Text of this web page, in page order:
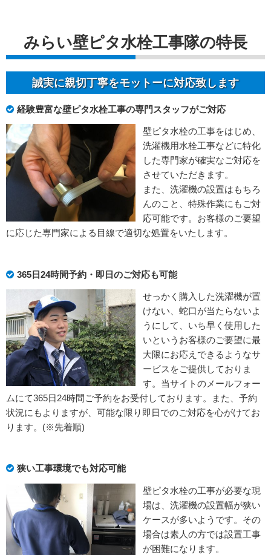
みらい壁ピタ水栓工事隊の特長
誠実に親切丁寧をモットーに対応致します
経験豊富な壁ピタ水栓工事の専門スタッフがご対応
壁ピタ水栓の工事をはじめ、
洗濯機用水栓工事などに特化
した専門家が確実なご対応を
させていただきます。
また、洗濯機の設置はもちろ
んのこと、特殊作業にもご対
応可能です。お客様のご要望
に応じた専門家による目線で適切な処置をいたします。
365日24時間予約・即日のご対応も可能
せっかく購入した洗濯機が置
けない、蛇口が当たらないよ
うにして、いち早く使用した
いというお客様のご要望に最
大限にお応えできるようなサ
ービスをご提供しておりま
す。当サイトのメールフォー
ムにて365日24時間ご予約をお受付しております。また、予約
状況にもよりますが、可能な限り即日でのご対応を心がけてお
ります。(※先着順)
狭い工事環境でも対応可能
壁ピタ水栓の工事が必要な現
場は、洗濯機の設置幅が狭い
ケースが多いようです。その
場合は素人の方では設置工事
が困難になります。